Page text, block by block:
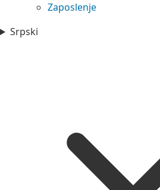
Zaposlenje
Srpski